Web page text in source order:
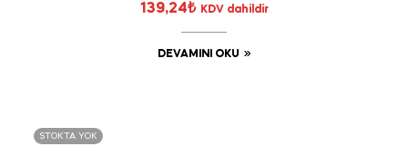
139,24₺ KDV dahildir
DEVAMINI OKU
STOKTA YOK